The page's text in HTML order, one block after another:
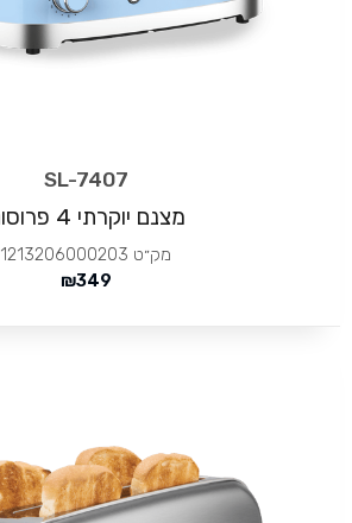
SL-7407
מצנם יוקרתי 4 פרוסות
מק״ט 1213206000203
349
₪